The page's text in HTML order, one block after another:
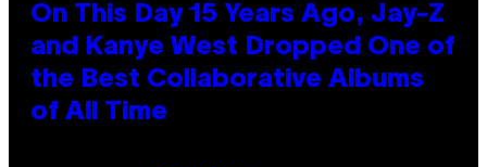
On This Day 15 Years Ago, Jay-Z
and Kanye West Dropped One of
the Best Collaborative Albums
of All Time